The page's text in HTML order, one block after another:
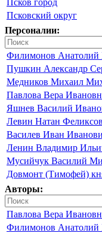
Псковский округ
Персоналии:
Филимонов Анатолий
Пушкин Александр
Медников Михаил
Павлова Вера
Яшнев Василий
Левин Натан
Василев Иван
Ленин Владимир
Мусийчук Василий
Довмонт (Тимофей)
Авторы:
Павлова Вера
Филимонов Анатолий